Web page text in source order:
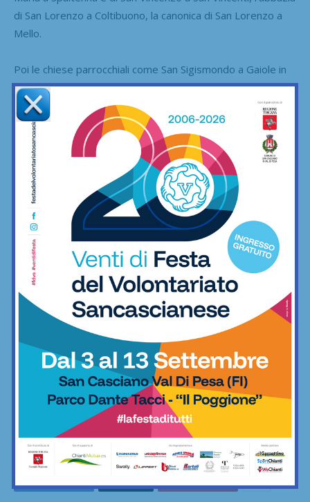
di San Lorenzo a Coltibuono, la canonica di San Lorenzo a
Mello.
Poi le chiese parrocchiali come San Sigismondo a Gaiole in
Chianti, San Martino a Lecchi, San Regolo a San Regolo e la
suggestiva chiesa di San Lorenzo a Coltibuono. Senza
dimenticare le piccole chiese disseminate nei borghi e tra
le colline — da San Cristoforo a Lucignano a Santa Maria a
Rietine, fino a San Pietro in Vinculis ad Argenina — e le
cappelle che punteggiano il territorio, come quella di San
Jacopo nel Castello di Brolio o di San Venanzio ad Ama.
Il percorso tra arte e fede si intreccia anche con la
memoria popolare: il monumento alla Rana Beona di San
Sano, il monumento al Gallo Nero, e soprattutto il
monumento a Luciano Berruti, che con il suo sorriso e la
sua bicicletta rimane per sempre il ciclista numero 1 de
L’Eroica.
Perché a L’Eroica ogni strada è un racconto, ogni scorcio un
ricordo che resta.
©RIPRODUZIONE RISERVATA